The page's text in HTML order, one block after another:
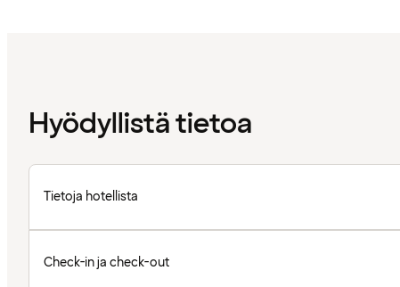
Hyödyllistä tietoa
Tietoja hotellista
Check-in ja check-out